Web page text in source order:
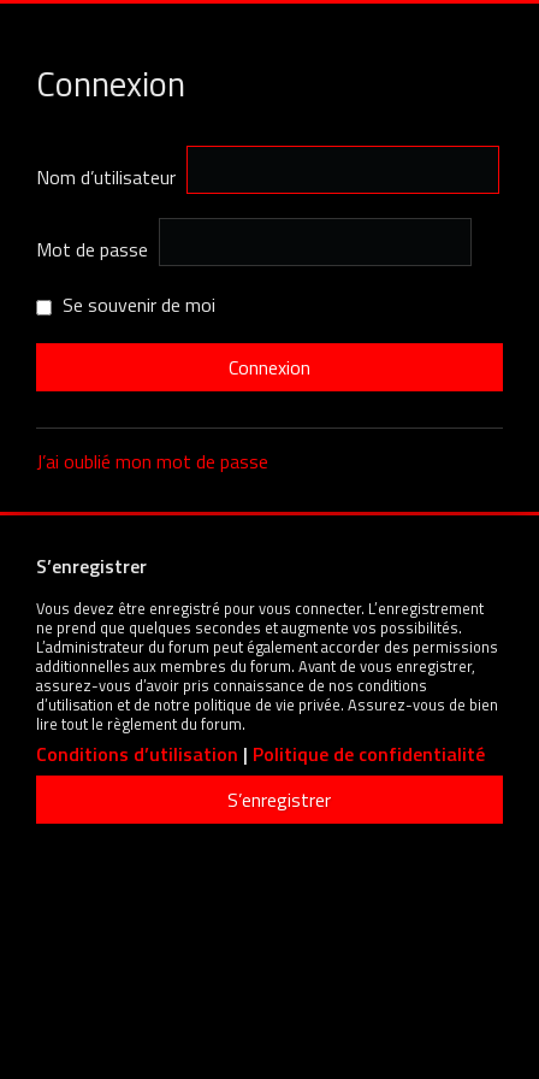
Connexion
Nom d’utilisateur
Mot de passe
Se souvenir de moi
J’ai oublié mon mot de passe
S’enregistrer
Vous devez être enregistré pour vous connecter. L’enregistrement
ne prend que quelques secondes et augmente vos possibilités.
L’administrateur du forum peut également accorder des permissions
additionnelles aux membres du forum. Avant de vous enregistrer,
assurez-vous d’avoir pris connaissance de nos conditions
d’utilisation et de notre politique de vie privée. Assurez-vous de bien
lire tout le règlement du forum.
Conditions d’utilisation | Politique de confidentialité
S’enregistrer